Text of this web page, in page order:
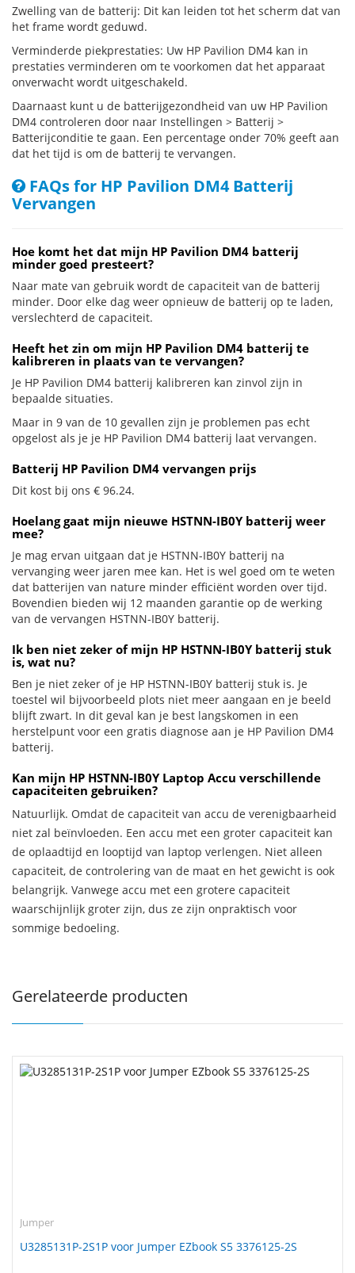
Zwelling van de batterij: Dit kan leiden tot het scherm dat van
het frame wordt geduwd.
Verminderde piekprestaties: Uw HP Pavilion DM4 kan in
prestaties verminderen om te voorkomen dat het apparaat
onverwacht wordt uitgeschakeld.
Daarnaast kunt u de batterijgezondheid van uw HP Pavilion
DM4 controleren door naar Instellingen > Batterij >
Batterijconditie te gaan. Een percentage onder 70% geeft aan
dat het tijd is om de batterij te vervangen.
FAQs for HP Pavilion DM4 Batterij
Vervangen
Hoe komt het dat mijn HP Pavilion DM4 batterij
minder goed presteert?
Naar mate van gebruik wordt de capaciteit van de batterij
minder. Door elke dag weer opnieuw de batterij op te laden,
verslechterd de capaciteit.
Heeft het zin om mijn HP Pavilion DM4 batterij te
kalibreren in plaats van te vervangen?
Je HP Pavilion DM4 batterij kalibreren kan zinvol zijn in
bepaalde situaties.
Maar in 9 van de 10 gevallen zijn je problemen pas echt
opgelost als je je HP Pavilion DM4 batterij laat vervangen.
Batterij HP Pavilion DM4 vervangen prijs
Dit kost bij ons € 96.24.
Hoelang gaat mijn nieuwe HSTNN-IB0Y batterij weer
mee?
Je mag ervan uitgaan dat je HSTNN-IB0Y batterij na
vervanging weer jaren mee kan. Het is wel goed om te weten
dat batterijen van nature minder efficiënt worden over tijd.
Bovendien bieden wij 12 maanden garantie op de werking
van de vervangen HSTNN-IB0Y batterij.
Ik ben niet zeker of mijn HP HSTNN-IB0Y batterij stuk
is, wat nu?
Ben je niet zeker of je HP HSTNN-IB0Y batterij stuk is. Je
toestel wil bijvoorbeeld plots niet meer aangaan en je beeld
blijft zwart. In dit geval kan je best langskomen in een
herstelpunt voor een gratis diagnose aan je HP Pavilion DM4
batterij.
Kan mijn HP HSTNN-IB0Y Laptop Accu verschillende
capaciteiten gebruiken?
Natuurlijk. Omdat de capaciteit van accu de verenigbaarheid
niet zal beïnvloeden. Een accu met een groter capaciteit kan
de oplaadtijd en looptijd van laptop verlengen. Niet alleen
capaciteit, de controlering van de maat en het gewicht is ook
belangrijk. Vanwege accu met een grotere capaciteit
waarschijnlijk groter zijn, dus ze zijn onpraktisch voor
sommige bedoeling.
Gerelateerde producten
Jumper
U3285131P-2S1P voor Jumper EZbook S5 3376125-2S